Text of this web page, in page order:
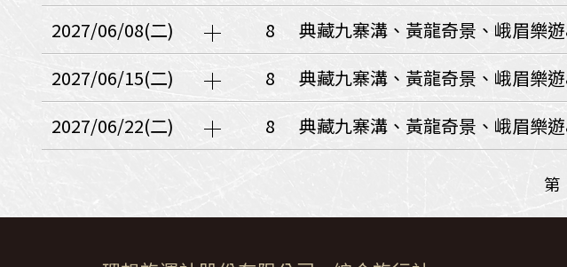
荷蘭國王節
英愛軍樂節
賽普勒斯‧馬爾他
天空之城‧愛琴海三島
瑞士觀景火車名峰健行
荷蘭
法國 瑞士
英國
楓紅雪嶽南怡島
東南亞
泰國MiniTour 富國島
2027/06/08(二)
8 典藏九寨溝、黃龍奇景、峨眉樂
2027/06/15(二)
8 典藏九寨溝、黃龍奇景、峨眉樂
2027/06/22(二)
8 典藏九寨溝、黃龍奇景、峨眉樂
第